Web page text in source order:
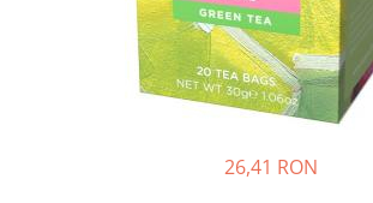
26,41 RON